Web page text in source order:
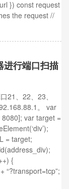
}) const request
the request //
行端口扫描
21、22、23、
。 var
var target =
= target;
{
“?transport=tcp”;